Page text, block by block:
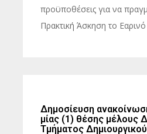
προϋποθέσεις για να
Πρακτική Άσκηση το
Δημοσίευση
μίας (1) θέσης μέλους
Τμήματος